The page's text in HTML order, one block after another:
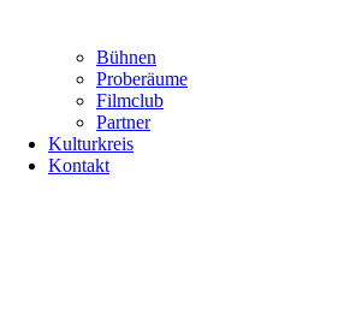
Bühnen
Proberäume
Filmclub
Partner
Kulturkreis
Kontakt